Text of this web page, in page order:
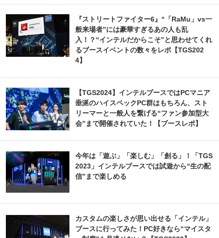
『ストリートファイター6』“「RaMu」vs一
般来場者”には豪華すぎるあの人も乱
入！？“インテルだからこそ”と思わせてくれ
るブースイベントの数々をレポ【TGS202
4】
【TGS2024】インテルブースではPCマニア
垂涎のハイスペックPC群はもちろん、スト
リーマーと一般人を繋げる“ファン参加型大
会”まで開催されていた！【ブースレポ】
今年は「遊ぶ」「楽しむ」「創る」！「TGS
2023」インテルブースでは試遊から“生の配
信”まで楽しめる
カスタムの楽しさが思い出せる「インテル」
ブースに行ってみた！PC好きなら“マイスタ